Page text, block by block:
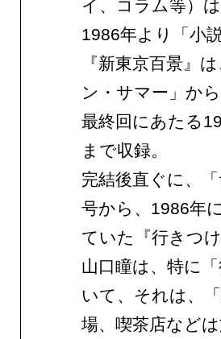
イ、コラム等）
1986年より「小
『新東京百景』
ン・サマー」から
最終回にあたる
まで収録。
完結後直ぐに、
号から、1986年
ていた『行きつ
山口瞳は、特に
いて、それは、
場、喫茶店など